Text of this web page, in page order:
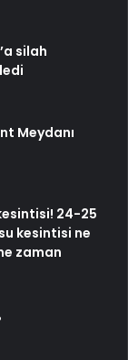
silah
Meydanı
24-25
kesintisi ne
zaman